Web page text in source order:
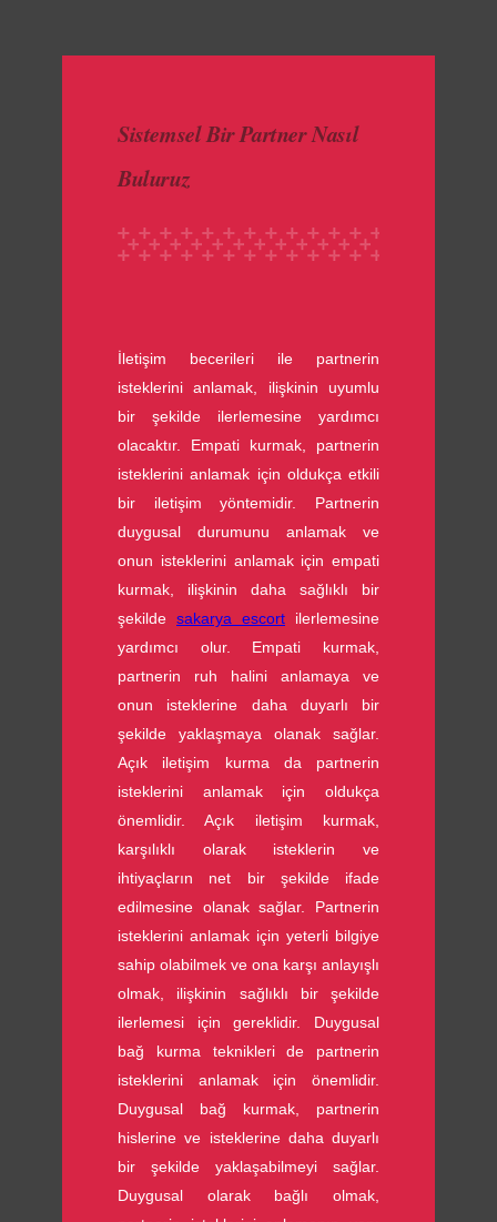
Sistemsel Bir Partner Nasıl
Buluruz
İletişim becerileri ile partnerin
isteklerini anlamak, ilişkinin uyumlu
bir şekilde ilerlemesine yardımcı
olacaktır. Empati kurmak, partnerin
isteklerini anlamak için oldukça etkili
bir iletişim yöntemidir. Partnerin
duygusal durumunu anlamak ve
onun isteklerini anlamak için empati
kurmak, ilişkinin daha sağlıklı bir
şekilde sakarya escort ilerlemesine
yardımcı olur. Empati kurmak,
partnerin ruh halini anlamaya ve
onun isteklerine daha duyarlı bir
şekilde yaklaşmaya olanak sağlar.
Açık iletişim kurma da partnerin
isteklerini anlamak için oldukça
önemlidir. Açık iletişim kurmak,
karşılıklı olarak isteklerin ve
ihtiyaçların net bir şekilde ifade
edilmesine olanak sağlar. Partnerin
isteklerini anlamak için yeterli bilgiye
sahip olabilmek ve ona karşı anlayışlı
olmak, ilişkinin sağlıklı bir şekilde
ilerlemesi için gereklidir. Duygusal
bağ kurma teknikleri de partnerin
isteklerini anlamak için önemlidir.
Duygusal bağ kurmak, partnerin
hislerine ve isteklerine daha duyarlı
bir şekilde yaklaşabilmeyi sağlar.
Duygusal olarak bağlı olmak,